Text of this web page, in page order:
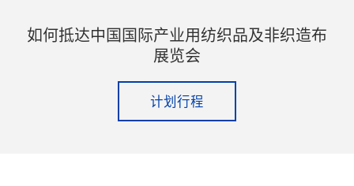
如何抵达中国国际产业用纺织品及非织造布
展览会
计划行程